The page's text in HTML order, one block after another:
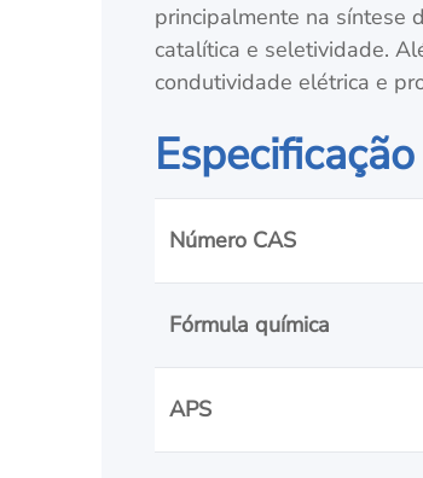
principalmente na síntese
catalítica e seletividade.
condutividade elétrica e
Número CAS
Fórmula química
APS